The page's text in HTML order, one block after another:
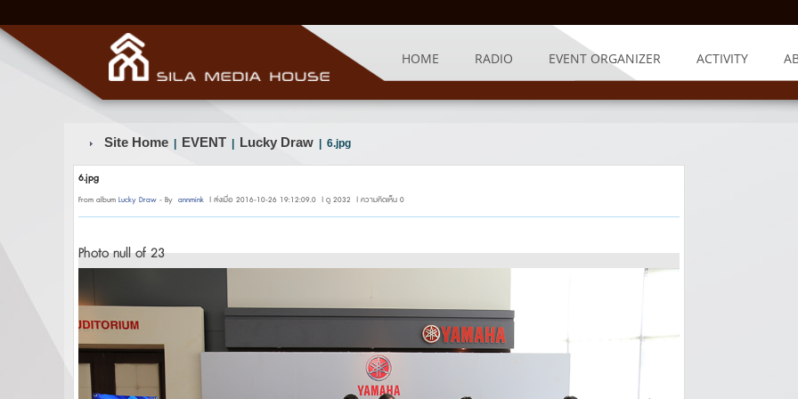
HOME RADIO EVENT ORGANIZER ACTIVITY
Site Home EVENT Lucky Draw | 6.jpg
6.jpg
From album Lucky Draw - By annmink | ส่งเมื่อ 2016-10-26 19:12:09.0 | ดู 2032 | ความคิดเห็น 0
Photo null of 23